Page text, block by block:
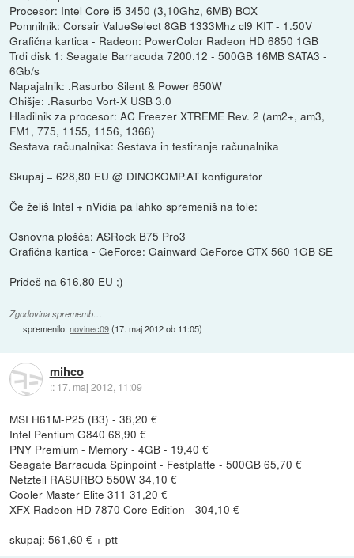
Procesor: Intel Core i5 3450 (3,10Ghz, 6MB) BOX
Pomnilnik: Corsair ValueSelect 8GB 1333Mhz cl9 KIT - 1.50V
Grafična kartica - Radeon: PowerColor Radeon HD 6850 1GB
Trdi disk 1: Seagate Barracuda 7200.12 - 500GB 16MB SATA3 -
6Gb/s
Napajalnik: .Rasurbo Silent & Power 650W
Ohišje: .Rasurbo Vort-X USB 3.0
Hladilnik za procesor: AC Freezer XTREME Rev. 2 (am2+, am3,
FM1, 775, 1155, 1156, 1366)
Sestava računalnika: Sestava in testiranje računalnika
Skupaj = 628,80 EU @ DINOKOMP.AT konfigurator
Če želiš Intel + nVidia pa lahko spremeniš na tole:
Osnovna plošča: ASRock B75 Pro3
Grafična kartica - GeForce: Gainward GeForce GTX 560 1GB SE
Prideš na 616,80 EU ;)
Zgodovina sprememb…
spremenilo:novinec09(17. maj 2012 ob 11:05)
mihco
:: 17. maj 2012, 11:09
MSI H61M-P25 (B3) - 38,20 €
Intel Pentium G840 68,90 €
PNY Premium - Memory - 4GB - 19,40 €
Seagate Barracuda Spinpoint - Festplatte - 500GB 65,70 €
Netzteil RASURBO 550W 34,10 €
Cooler Master Elite 311 31,20 €
XFX Radeon HD 7870 Core Edition - 304,10 €
--------------------------------------------------------------------------------
skupaj: 561,60 € + ptt